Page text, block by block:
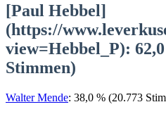
[Paul Hebbel]
(https://
view=Hebbel_P):
Stimmen)
Walter Mende: 38,0 % (20.773